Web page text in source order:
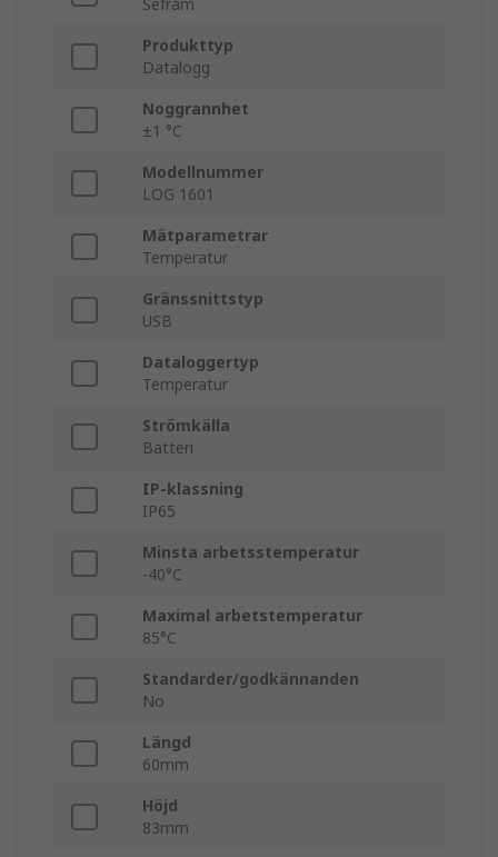
Sefram
Produkttyp
Datalogg
Noggrannhet
±1 °C
Modellnummer
LOG 1601
Mätparametrar
Temperatur
Gränssnittstyp
USB
Dataloggertyp
Temperatur
Strömkälla
Batteri
IP-klassning
IP65
Minsta arbetsstemperatur
-40°C
Maximal arbetstemperatur
85°C
Standarder/godkännanden
No
Längd
60mm
Höjd
83mm